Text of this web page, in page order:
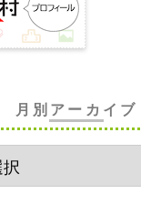
月別アーカイブ